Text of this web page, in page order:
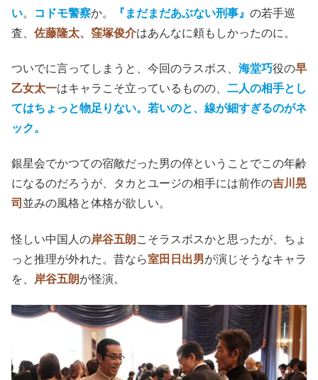
い。 コドモ警察か。 『まだまだあぶない刑事』 の若手巡
査、 佐藤隆太、窪塚俊介はあんなに頼もしかったのに。
ついでに言ってしまうと、今回のラスボス、 海堂巧役の早
乙女太一はキャラこそ立っているものの、 二人の相手とし
てはちょっと物足りない。若いのと、線が細すぎるのがネ
ック。
銀星会でかつての宿敵だった男の倅ということでこの年齢
になるのだろうが、タカとユージの相手には前作の吉川晃
司 並みの風格と体格が欲しい。
怪しい中国人の岸谷五朗 こそラスボスかと思ったが、ちょ
っと推理が外れた。昔なら室田日出男が演じそうなキャラ
を、
岸谷五朗が怪演。